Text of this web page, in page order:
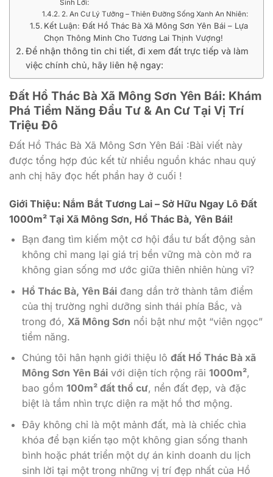
Sinh Lời:
2. An Cư Lý Tưởng – Thiên Đường Sống Xanh An Nhiên:
Kết Luận: Đất Hồ Thác Bà Xã Mông Sơn Yên Bái – Lựa
Chọn Thông Minh Cho Tương Lai Thịnh Vượng!
Để nhận thông tin chi tiết, đi xem đất trực tiếp và làm
việc chính chủ, hãy liên hệ ngay:
Đất Hồ Thác Bà Xã Mông Sơn Yên Bái: Khám
Phá Tiềm Năng Đầu Tư & An Cư Tại Vị Trí
Triệu Đô
Đất Hồ Thác Bà Xã Mông Sơn Yên Bái :Bài viết này
được tổng hợp đúc kết từ nhiều nguồn khác nhau quý
anh chị hãy đọc hết phần hay ở cuối !
Giới Thiệu: Nắm Bắt Tương Lai – Sở Hữu Ngay Lô Đất
1000m² Tại Xã Mông Sơn, Hồ Thác Bà, Yên Bái!
Bạn đang tìm kiếm một cơ hội đầu tư bất động sản
không chỉ mang lại giá trị bền vững mà còn mở ra
không gian sống mơ ước giữa thiên nhiên hùng vĩ?
Hồ Thác Bà, Yên Báiđang dần trở thành tâm điểm
của thị trường nghỉ dưỡng sinh thái phía Bắc, và
trong đó, Xã Mông Sơn nổi bật như một “viên ngọc”
tiềm năng.
Chúng tôi hân hạnh giới thiệu lô đất Hồ Thác Bà xã
Mông Sơn Yên Báivới diện tích rộng rãi 1000m²,
bao gồm 100m² đất thổ cư, nền đất đẹp, và đặc
biệt là tầm nhìn trực diện ra mặt hồ thơ mộng.
Đây không chỉ là một mảnh đất, mà là chiếc chìa
khóa để bạn kiến tạo một không gian sống thanh
bình hoặc phát triển một dự án kinh doanh du lịch
sinh lời tại một trong những vị trí đẹp nhất của Hồ